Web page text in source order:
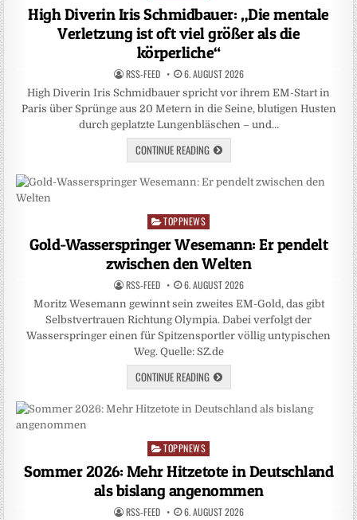
in
High Diverin Iris Schmidbauer: „Die mentale
Verletzung ist oft viel größer als die
körperliche“
RSS-FEED 6. AUGUST 2026
High Diverin Iris Schmidbauer spricht vor ihrem EM-Start in
Paris über Sprünge aus 20 Metern in die Seine, blutigen Husten
durch geplatzte Lungenbläschen – und…
CONTINUE READING
Posted
TOPPNEWS
Gold-Wasserspringer Wesemann: Er pendelt
zwischen den Welten
RSS-FEED 6. AUGUST 2026
Moritz Wesemann gewinnt sein zweites EM-Gold, das gibt
Selbstvertrauen Richtung Olympia. Dabei verfolgt der
Wasserspringer einen für Spitzensportler völlig untypischen
Weg. Quelle: SZ.de
CONTINUE READING
Posted
in
TOPPNEWS
Sommer 2026: Mehr Hitzetote in Deutschland
als bislang angenommen
RSS-FEED 6. AUGUST 2026